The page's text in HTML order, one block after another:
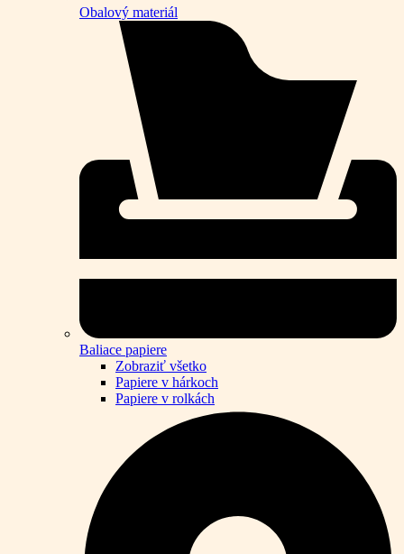
Obalový materiál
Baliace papiere
Zobraziť všetko
Papiere v hárkoch
Papiere v rolkách